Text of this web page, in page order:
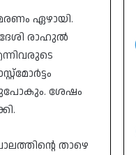
ഏഴായി.
രാഹുല്‍
ശേഷം
താഴെ